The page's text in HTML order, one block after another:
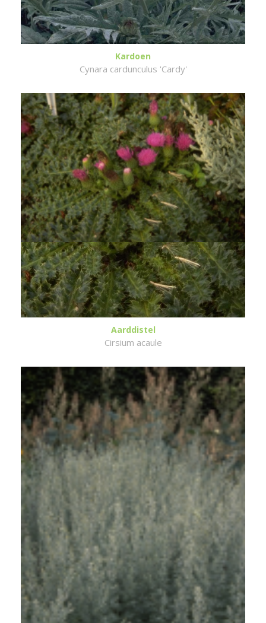
Kardoen
Cynara cardunculus 'Cardy'
Aarddistel
Cirsium acaule
Absintalsem
Artemisia absinthium